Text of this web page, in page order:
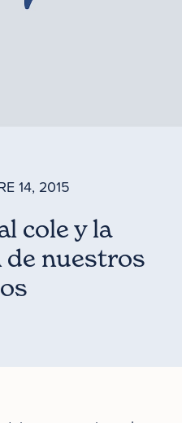
14, 2015
cole y la
de nuestros